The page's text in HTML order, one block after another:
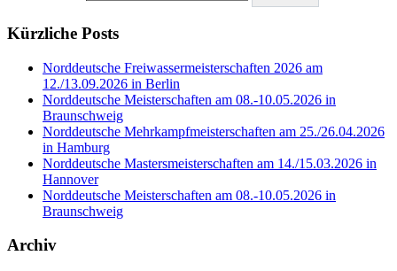
Kürzliche Posts
Norddeutsche Freiwassermeisterschaften 2026 am
12./13.09.2026 in Berlin
Norddeutsche Meisterschaften am 08.-10.05.2026 in
Braunschweig
Norddeutsche Mehrkampfmeisterschaften am 25./26.04.2026
in Hamburg
Norddeutsche Mastersmeisterschaften am 14./15.03.2026 in
Hannover
Norddeutsche Meisterschaften am 08.-10.05.2026 in
Braunschweig
Archiv